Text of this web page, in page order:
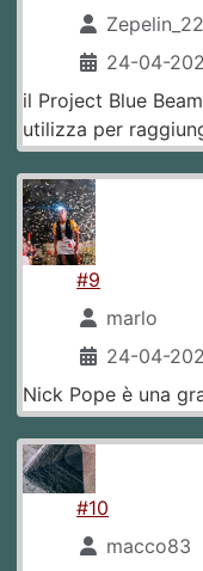
Zepelin_22
24-04-
il Project Blue
utilizza per
#9
marlo
24-04-
Nick Pope è una
#10
macco83